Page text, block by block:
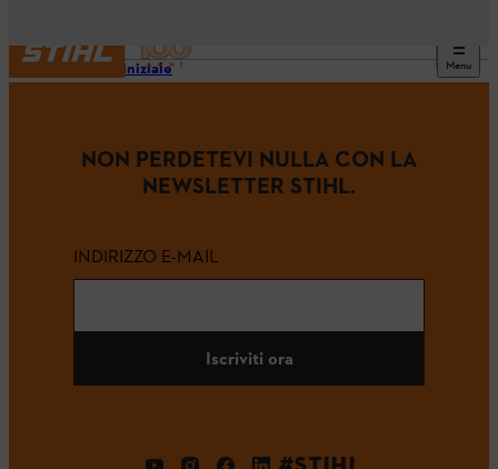
Menu
Pagina iniziale
NON PERDETEVI NULLA CON LA
NEWSLETTER STIHL.
INDIRIZZO E-MAIL
Iscriviti ora